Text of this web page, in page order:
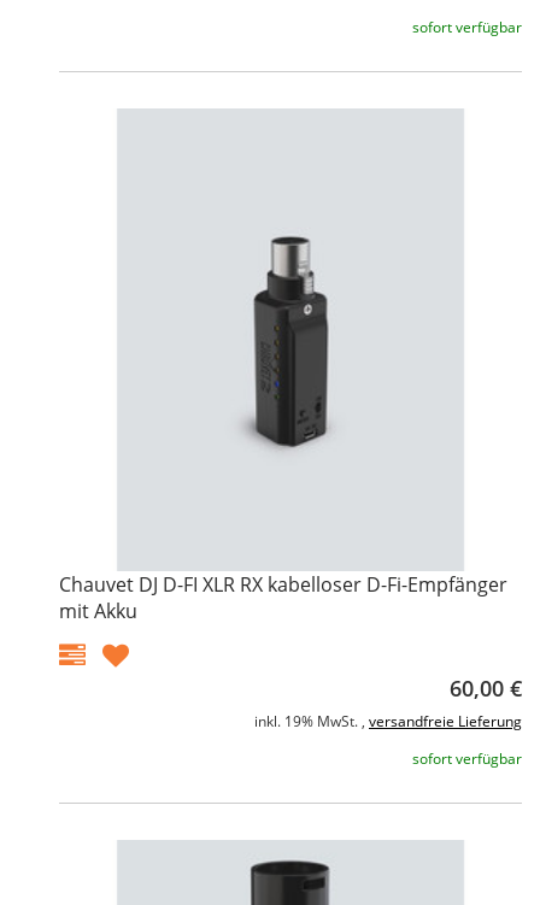
sofort verfügbar
Chauvet DJ D-FI XLR RX kabelloser D-Fi-Empfänger
mit Akku
60,00 €
inkl. 19% MwSt. , versandfreie Lieferung
sofort verfügbar